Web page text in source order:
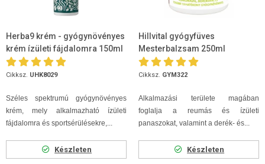
Herba9 krém - gyógynövényes
krém ízületi fájdalomra 150ml
Cikksz. UHK8029
Széles spektrumú gyógynövényes
krém, mely alkalmazható ízületi
fájdalomra és sportsérülésekre,...
Készleten
Hillvital gyógyfüves
Mesterbalzsam 250ml
Cikksz. GYM322
Alkalmazási területe magában
foglalja a reumás és ízületi
panaszokat, valamint a derék- és...
Készleten